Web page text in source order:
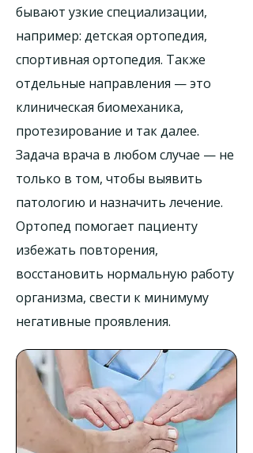
бывают узкие специализации,
например: детская ортопедия,
спортивная ортопедия. Также
отдельные направления — это
клиническая биомеханика,
протезирование и так далее.
Задача врача в любом случае — не
только в том, чтобы выявить
патологию и назначить лечение.
Ортопед помогает пациенту
избежать повторения,
восстановить нормальную работу
организма, свести к минимуму
негативные проявления.